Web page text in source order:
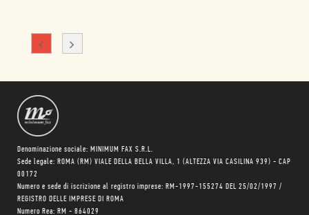
Denominazione sociale: MINIMUM FAX S.R.L.
Sede legale: ROMA (RM) VIALE DELLA BELLA VILLA, 1 (ALTEZZA VIA CASILINA 939) - CAP
00172
Numero e sede di iscrizione al registro imprese: RM-1997-155274 DEL 25/02/1997 /
REGISTRO DELLE IMPRESE DI ROMA
Numero Rea: RM - 864029